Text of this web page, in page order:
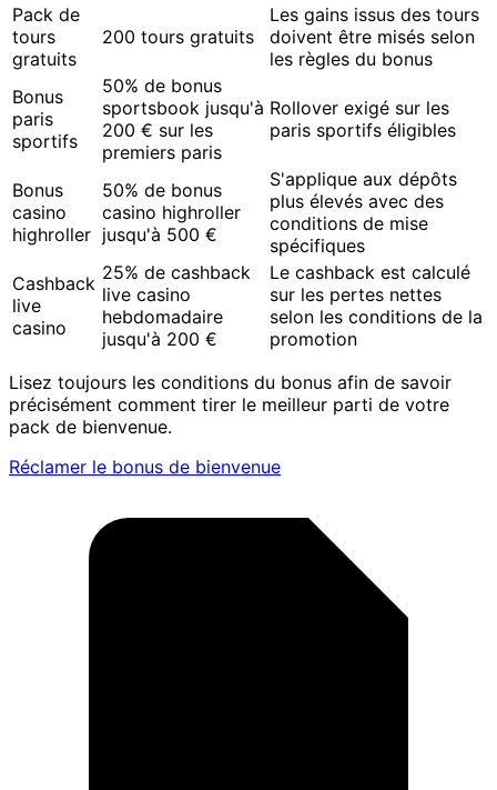
Pack de
tours
gratuits
200 tours gratuits
Les gains issus des tours
doivent être misés selon
les règles du bonus
Bonus
paris
sportifs
50% de bonus
sportsbook jusqu'à
200 € sur les
premiers paris
Rollover exigé sur les
paris sportifs éligibles
Bonus
casino
highroller
50% de bonus
casino highroller
jusqu'à 500 €
S'applique aux dépôts
plus élevés avec des
conditions de mise
spécifiques
Cashback
live
casino
25% de cashback
live casino
hebdomadaire
jusqu'à 200 €
Le cashback est calculé
sur les pertes nettes
selon les conditions de la
promotion
Lisez toujours les conditions du bonus afin de savoir
précisément comment tirer le meilleur parti de votre
pack de bienvenue.
Réclamer le bonus de bienvenue